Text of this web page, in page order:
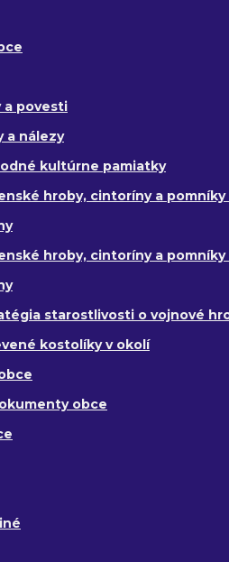
a povesti
a nálezy
kultúrne pamiatky
hroby, cintoríny a pomníky
hroby, cintoríny a pomníky
starostlivosti o vojnové
kostolíky v okolí
obce